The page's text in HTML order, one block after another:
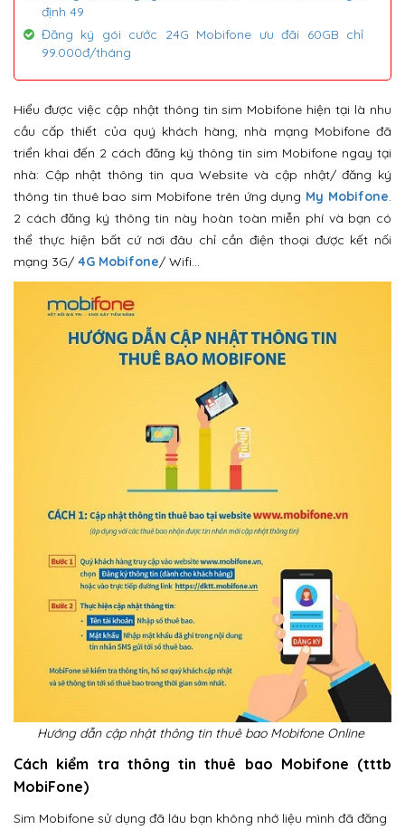
định 49
Đăng ký gói cước 24G Mobifone ưu đãi 60GB chỉ
99.000đ/tháng
Hiểu được việc cập nhật thông tin sim Mobifone hiện tại là nhu
cầu cấp thiết của quý khách hàng, nhà mạng Mobifone đã
triển khai đến 2 cách đăng ký thông tin sim Mobifone ngay tại
nhà: Cập nhật thông tin qua Website và cập nhật/ đăng ký
thông tin thuê bao sim Mobifone trên ứng dụng My Mobifone.
2 cách đăng ký thông tin này hoàn toàn miễn phí và bạn có
thể thực hiện bất cứ nơi đâu chỉ cần điện thoại được kết nối
mạng 3G/ 4G Mobifone/ Wifi…
Hướng dẫn cập nhật thông tin thuê bao Mobifone Online
Cách kiểm tra thông tin thuê bao Mobifone (tttb
MobiFone)
Sim Mobifone sử dụng đã lâu bạn không nhớ liệu mình đã đăng